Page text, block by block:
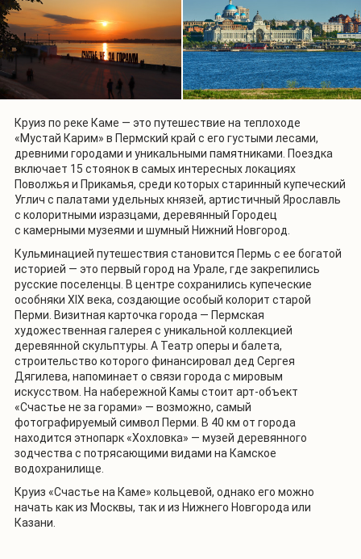
Круиз по реке Каме — это путешествие на теплоходе
«Мустай Карим» в Пермский край с его густыми лесами,
древними городами и уникальными памятниками. Поездка
включает 15 стоянок в самых интересных локациях
Поволжья и Прикамья, среди которых старинный купеческий
Углич с палатами удельных князей, артистичный Ярославль
с колоритными изразцами, деревянный Городец
с камерными музеями и шумный Нижний Новгород.
Кульминацией путешествия становится Пермь с ее богатой
историей — это первый город на Урале, где закрепились
русские поселенцы. В центре сохранились купеческие
особняки XIX века, создающие особый колорит старой
Перми. Визитная карточка города — Пермская
художественная галерея с уникальной коллекцией
деревянной скульптуры. А Театр оперы и балета,
строительство которого финансировал дед Сергея
Дягилева, напоминает о связи города с мировым
искусством. На набережной Камы стоит арт-объект
«Счастье не за горами» — возможно, самый
фотографируемый символ Перми. В 40 км от города
находится этнопарк «Хохловка» — музей деревянного
зодчества с потрясающими видами на Камское
водохранилище.
Круиз «Счастье на Каме» кольцевой, однако его можно
начать как из Москвы, так и из Нижнего Новгорода или
Казани.